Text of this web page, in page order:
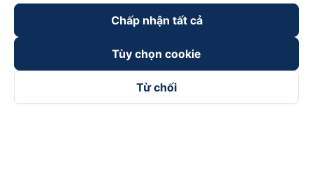
Chấp nhận tất cả
Tùy chọn cookie
Từ chối